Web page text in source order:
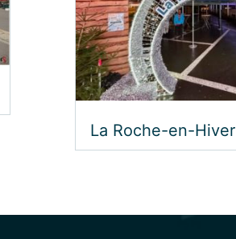
La Roche-en-Hiver